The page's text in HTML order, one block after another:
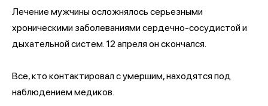
Лечение мужчины осложнялось серьезными
хроническими заболеваниями сердечно-сосудистой и
дыхательной систем. 12 апреля он скончался.
Все, кто контактировал с умершим, находятся под
наблюдением медиков.